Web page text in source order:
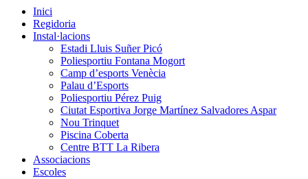
Inici
Regidoria
Instal·lacions
Estadi Lluis Suñer Picó
Poliesportiu Fontana Mogort
Camp d’esports Venècia
Palau d’Esports
Poliesportiu Pérez Puig
Ciutat Esportiva Jorge Martínez Salvadores Aspar
Nou Trinquet
Piscina Coberta
Centre BTT La Ribera
Associacions
Escoles